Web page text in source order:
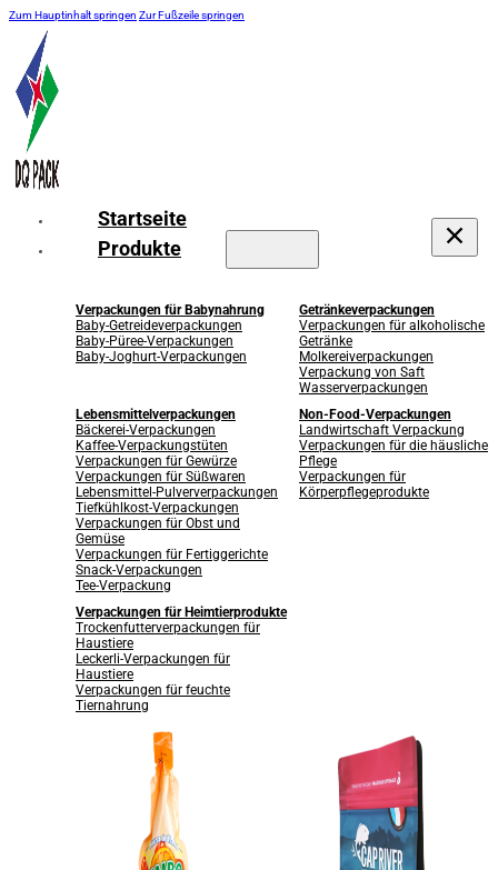
Zum Hauptinhalt springen Zur Fußzeile springen
Startseite
Produkte
Verpackungen für Babynahrung
Baby-Getreideverpackungen
Baby-Püree-Verpackungen
Baby-Joghurt-Verpackungen
Getränkeverpackungen
Verpackungen für alkoholische
Getränke
Molkereiverpackungen
Verpackung von Saft
Wasserverpackungen
Lebensmittelverpackungen
Bäckerei-Verpackungen
Kaffee-Verpackungstüten
Verpackungen für Gewürze
Verpackungen für Süßwaren
Lebensmittel-Pulververpackungen
Tiefkühlkost-Verpackungen
Verpackungen für Obst und
Gemüse
Verpackungen für Fertiggerichte
Snack-Verpackungen
Tee-Verpackung
Non-Food-Verpackungen
Landwirtschaft Verpackung
Verpackungen für die häusliche
Pflege
Verpackungen für
Körperpflegeprodukte
Verpackungen für Heimtierprodukte
Trockenfutterverpackungen für
Haustiere
Leckerli-Verpackungen für
Haustiere
Verpackungen für feuchte
Tiernahrung